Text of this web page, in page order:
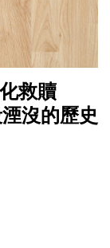
救贖
沒的歷史